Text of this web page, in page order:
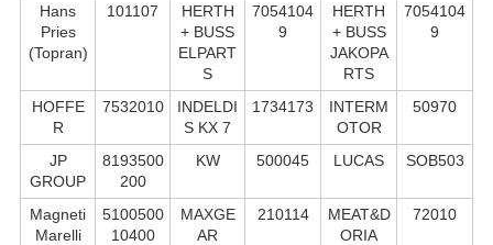
Hans
Pries
(Topran)
101107
HERTH
+ BUSS
ELPART
S
7054104
9
HERTH
+ BUSS
JAKOPA
RTS
7054104
9
HOFFE
R
7532010
INDELDI
S KX 7
1734173
INTERM
OTOR
50970
JP
GROUP
8193500
200
KW 500045 LUCAS SOB503
Magneti
Marelli
5100500
10400
MAXGE
AR
210114
MEAT&D
ORIA
72010